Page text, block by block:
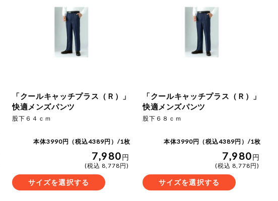
「クールキャッチプラス（Ｒ）」
快適メンズパンツ
股下６４ｃｍ
本体3990円（税込4389円）/1枚
7,980円
(税込 8,778円)
サイズを選択する
「クールキャッチプラス（Ｒ）」
快適メンズパンツ
股下６８ｃｍ
本体3990円（税込4389円）/1枚
7,980円
(税込 8,778円)
サイズを選択する